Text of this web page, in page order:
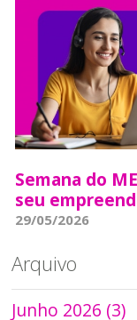
Semana do
seu
29/05/2026
Arquivo
Junho 2026 (3)